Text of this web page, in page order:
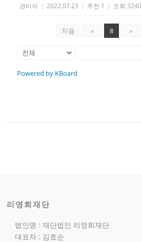
관리자 | 2022.07.23 | 추천 1 | 조회 3240
처음 « 8 »
Powered by KBoard
리영희재단
법인명 : 재단법인 리영희재단
대표자 : 김효순